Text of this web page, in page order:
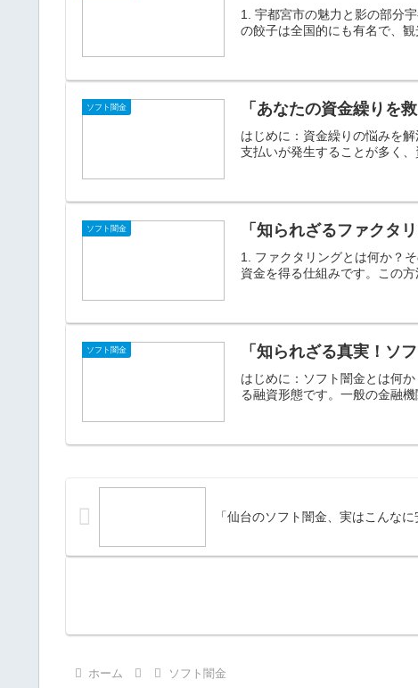
1. 宇都宮市の魅力と影の部分
の餃子は全国的にも有名で、
ソフト闇金 「あなたの資金繰りを
はじめに：資金繰りの悩みを
支払いが発生することが多く
ソフト闇金 「知られざるファクタ
1. ファクタリングとは何か？
資金を得る仕組みです。この
ソフト闇金 「知られざる真実！ソ
はじめに：ソフト闇金とは何
る融資形態です。一般の金融
「仙台のソフト闇金、実はこんな
ホーム ソフト闇金